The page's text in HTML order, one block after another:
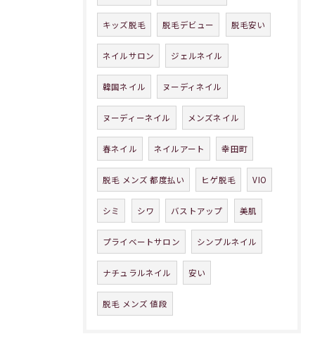
キッズ脱毛 脱毛デビュー 脱毛安い
ネイルサロン ジェルネイル
韓国ネイル ヌーディネイル
ヌーディーネイル メンズネイル
春ネイル ネイルアート 幸田町
脱毛 メンズ 都度払い ヒゲ脱毛 VIO
シミ シワ バストアップ 美肌
プライベートサロン シンプルネイル
ナチュラルネイル 安い
脱毛 メンズ 値段